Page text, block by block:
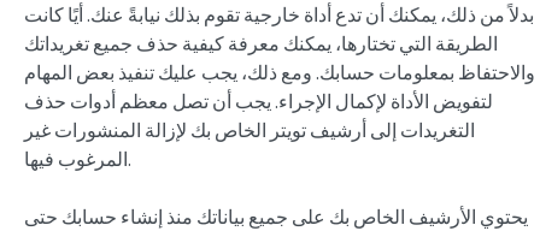
بدلاً من ذلك، يمكنك أن تدع أداة خارجية تقوم بذلك نيابةً عنك. أيًا كانت
الطريقة التي تختارها، يمكنك معرفة كيفية حذف جميع تغريداتك
والاحتفاظ بمعلومات حسابك. ومع ذلك، يجب عليك تنفيذ بعض المهام
لتفويض الأداة لإكمال الإجراء. يجب أن تصل معظم أدوات حذف
التغريدات إلى أرشيف تويتر الخاص بك لإزالة المنشورات غير
المرغوب فيها.
يحتوي الأرشيف الخاص بك على جميع بياناتك منذ إنشاء حسابك حتى